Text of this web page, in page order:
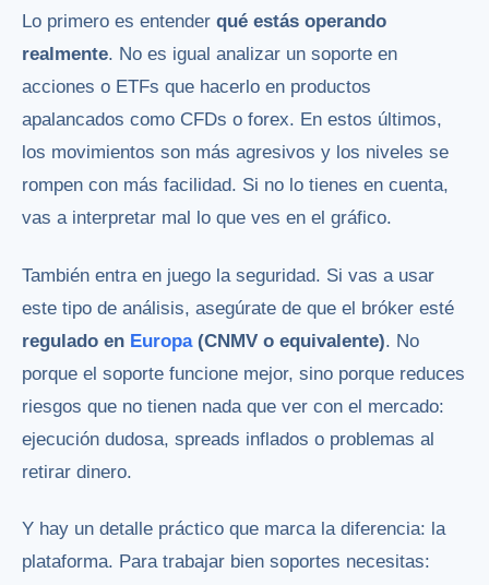
Lo primero es entender qué estás operando
realmente. No es igual analizar un soporte en
acciones o ETFs que hacerlo en productos
apalancados como CFDs o forex. En estos últimos,
los movimientos son más agresivos y los niveles se
rompen con más facilidad. Si no lo tienes en cuenta,
vas a interpretar mal lo que ves en el gráfico.
También entra en juego la seguridad. Si vas a usar
este tipo de análisis, asegúrate de que el bróker esté
regulado en Europa(CNMV o equivalente). No
porque el soporte funcione mejor, sino porque reduces
riesgos que no tienen nada que ver con el mercado:
ejecución dudosa, spreads inflados o problemas al
retirar dinero.
Y hay un detalle práctico que marca la diferencia: la
plataforma. Para trabajar bien soportes necesitas: